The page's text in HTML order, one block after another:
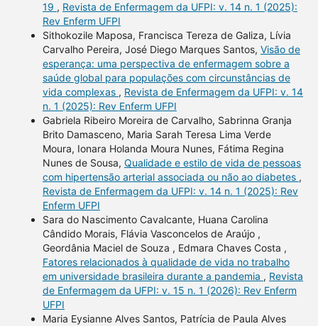
19 , Revista de Enfermagem da UFPI: v. 14 n. 1 (2025):
Rev Enferm UFPI
Sithokozile Maposa, Francisca Tereza de Galiza, Lívia
Carvalho Pereira, José Diego Marques Santos, Visão de
esperança: uma perspectiva de enfermagem sobre a
saúde global para populações com circunstâncias de
vida complexas , Revista de Enfermagem da UFPI: v. 14
n. 1 (2025): Rev Enferm UFPI
Gabriela Ribeiro Moreira de Carvalho, Sabrinna Granja
Brito Damasceno, Maria Sarah Teresa Lima Verde
Moura, Ionara Holanda Moura Nunes, Fátima Regina
Nunes de Sousa, Qualidade e estilo de vida de pessoas
com hipertensão arterial associada ou não ao diabetes ,
Revista de Enfermagem da UFPI: v. 14 n. 1 (2025): Rev
Enferm UFPI
Sara do Nascimento Cavalcante, Huana Carolina
Cândido Morais, Flávia Vasconcelos de Araújo ,
Geordânia Maciel de Souza , Edmara Chaves Costa ,
Fatores relacionados à qualidade de vida no trabalho
em universidade brasileira durante a pandemia , Revista
de Enfermagem da UFPI: v. 15 n. 1 (2026): Rev Enferm
UFPI
Maria Eysianne Alves Santos, Patrícia de Paula Alves